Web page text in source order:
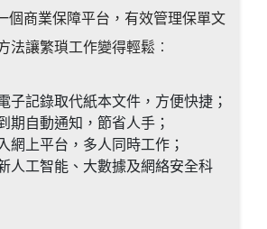
個商業保障平台，有效管理保單文
法讓繁瑣工作變得輕鬆︰
子記錄取代紙本文件，方便快捷；
期自動通知，節省人手；
網上平台，多人同時工作；
人工智能、大數據及網絡安全科